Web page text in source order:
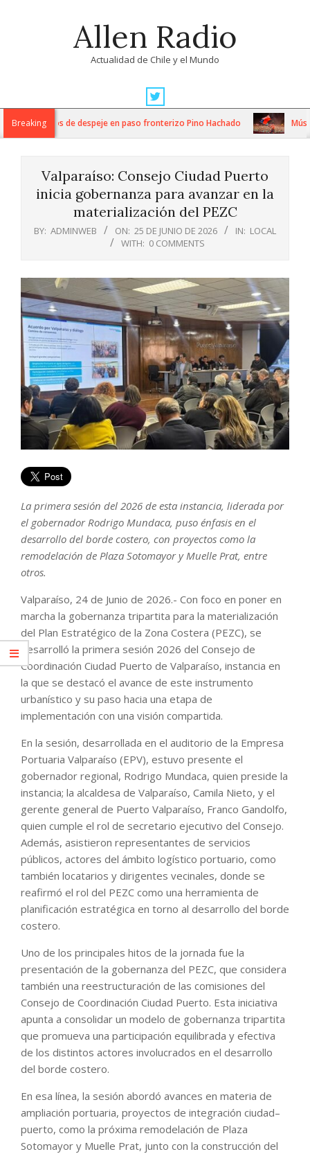
Allen Radio
Actualidad de Chile y el Mundo
Navigation
MenuBreaking
trabajos de despeje en paso fronterizo Pino Hachado Música:
Valparaíso: Consejo Ciudad Puerto
inicia gobernanza para avanzar en la
materialización del PEZC
BY: ADMINWEB ON: 25 DE JUNIO DE 2026 IN: LOCAL
WITH: 0 COMMENTS
La primera sesión del 2026 de esta instancia, liderada por
el gobernador Rodrigo Mundaca, puso énfasis en el
desarrollo del borde costero, con proyectos como la
remodelación de Plaza Sotomayor y Muelle Prat, entre
otros.
Valparaíso, 24 de Junio de 2026.- Con foco en poner en
marcha la gobernanza tripartita para la materialización
del Plan Estratégico de la Zona Costera (PEZC), se
desarrolló la primera sesión 2026 del Consejo de
Coordinación Ciudad Puerto de Valparaíso, instancia en
la que se destacó el avance de este instrumento
urbanístico y su paso hacia una etapa de
implementación con una visión compartida.
En la sesión, desarrollada en el auditorio de la Empresa
Portuaria Valparaíso (EPV), estuvo presente el
gobernador regional, Rodrigo Mundaca, quien preside la
instancia; la alcaldesa de Valparaíso, Camila Nieto, y el
gerente general de Puerto Valparaíso, Franco Gandolfo,
quien cumple el rol de secretario ejecutivo del Consejo.
Además, asistieron representantes de servicios
públicos, actores del ámbito logístico portuario, como
también locatarios y dirigentes vecinales, donde se
reafirmó el rol del PEZC como una herramienta de
planificación estratégica en torno al desarrollo del borde
costero.
Uno de los principales hitos de la jornada fue la
presentación de la gobernanza del PEZC, que considera
también una reestructuración de las comisiones del
Consejo de Coordinación Ciudad Puerto. Esta iniciativa
apunta a consolidar un modelo de gobernanza tripartita
que promueva una participación equilibrada y efectiva
de los distintos actores involucrados en el desarrollo
del borde costero.
En esa línea, la sesión abordó avances en materia de
ampliación portuaria, proyectos de integración ciudad–
puerto, como la próxima remodelación de Plaza
Sotomayor y Muelle Prat, junto con la construcción del